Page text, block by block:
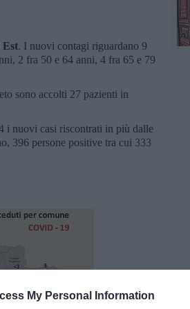
My Personal Information
Est. I nuovi contagi riguardano 9
2 fra 50 e 64 anni, 4 fra 65 e 79
sono accolti 27 pazienti in
i nuovi casi riscontrati in più dalle
396 persone positive tra cui 333